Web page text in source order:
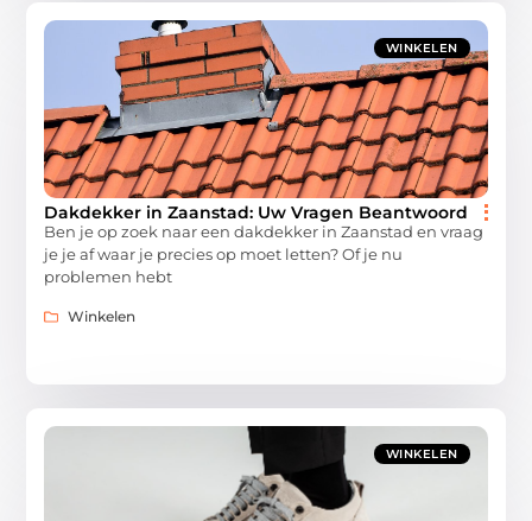
WINKELEN
Dakdekker in Zaanstad: Uw Vragen Beantwoord
Ben je op zoek naar een dakdekker in Zaanstad en vraag
je je af waar je precies op moet letten? Of je nu
problemen hebt
Winkelen
WINKELEN